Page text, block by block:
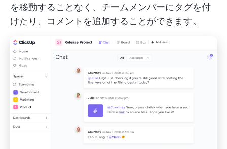
を移動することなく、チームメンバーにタグを付
けたり、コメントを追加することができます。